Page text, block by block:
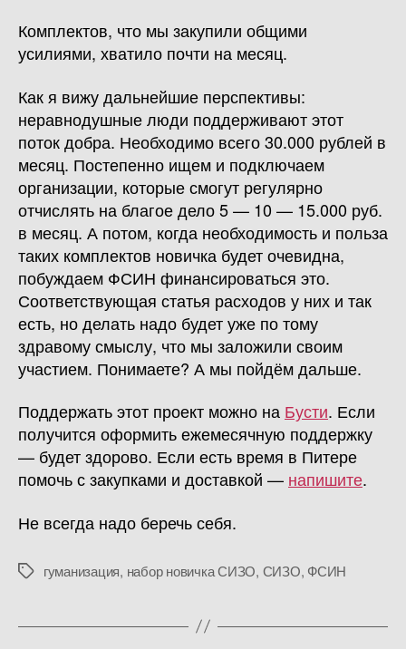
Комплектов, что мы закупили общими
усилиями, хватило почти на месяц.
Как я вижу дальнейшие перспективы:
неравнодушные люди поддерживают этот
поток добра. Необходимо всего 30.000 рублей в
месяц. Постепенно ищем и подключаем
организации, которые смогут регулярно
отчислять на благое дело 5 — 10 — 15.000 руб.
в месяц. А потом, когда необходимость и польза
таких комплектов новичка будет очевидна,
побуждаем ФСИН финансироваться это.
Соответствующая статья расходов у них и так
есть, но делать надо будет уже по тому
здравому смыслу, что мы заложили своим
участием. Понимаете? А мы пойдём дальше.
Поддержать этот проект можно на Бусти. Если
получится оформить ежемесячную поддержку
— будет здорово. Если есть время в Питере
помочь с закупками и доставкой — напишите.
Не всегда надо беречь себя.
Меткигуманизация, набор новичка СИЗО, СИЗО, ФСИН